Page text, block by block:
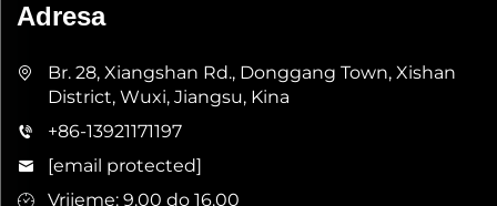
Adresa
Br. 28, Xiangshan Rd., Donggang Town, Xishan
District, Wuxi, Jiangsu, Kina
+86-13921171197
[email protected]
Vrijeme: 9.00 do 16.00